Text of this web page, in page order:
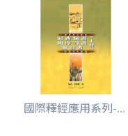
國際釋經應用系列-...